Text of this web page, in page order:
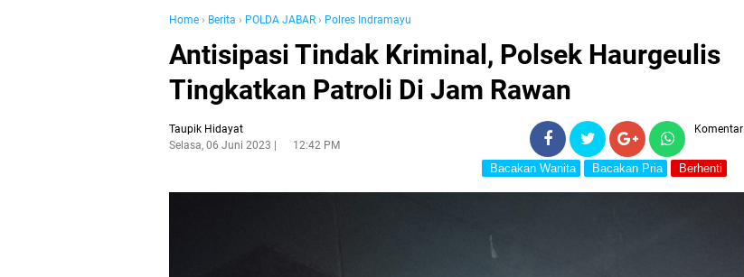
Home › Berita › POLDA JABAR › Polres Indramayu
Antisipasi Tindak Kriminal, Polsek Haurgeulis
Tingkatkan Patroli Di Jam Rawan
Taupik Hidayat
Selasa, 06 Juni 2023
12:42 PM
Komentar
Bacakan Wanita Bacakan Pria Berhenti